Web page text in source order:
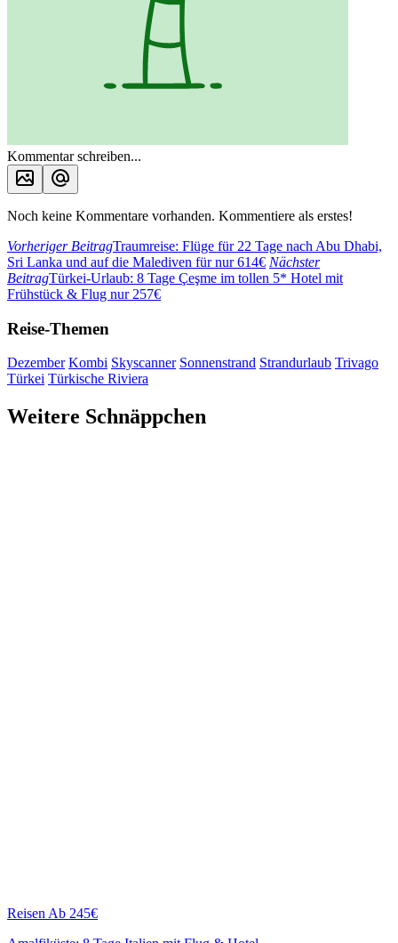
Kommentar schreiben...
Noch keine Kommentare vorhanden. Kommentiere als erstes!
Vorheriger BeitragTraumreise: Flüge für 22 Tage nach Abu Dhabi,
Sri Lanka und auf die Malediven für nur 614€ Nächster
BeitragTürkei-Urlaub: 8 Tage Çeşme im tollen 5* Hotel mit
Frühstück & Flug nur 257€
Reise-Themen
Dezember Kombi Skyscanner Sonnenstrand Strandurlaub Trivago
Türkei Türkische Riviera
Weitere Schnäppchen
Reisen Ab 245€